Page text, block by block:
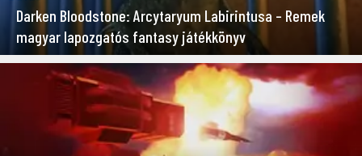
Darken Bloodstone: Arcytaryum Labirintusa – Remek
magyar lapozgatós fantasy játékkönyv